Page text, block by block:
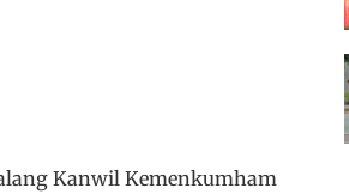
Kanwil Kemenkumham